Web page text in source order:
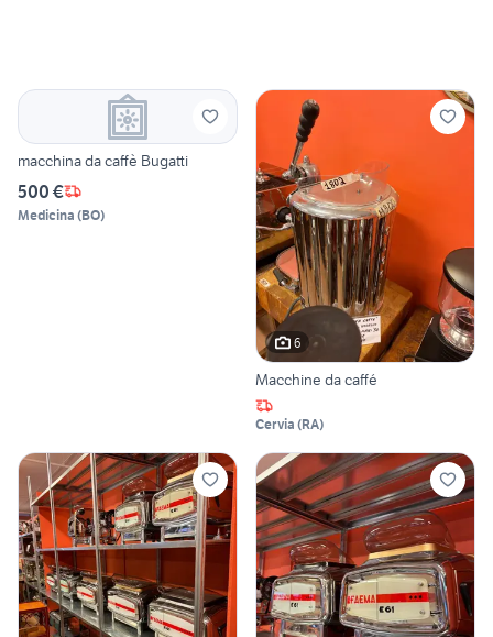
macchina da caffè Bugatti
500 €
Medicina (BO)
6
Macchine da caffé
Cervia (RA)